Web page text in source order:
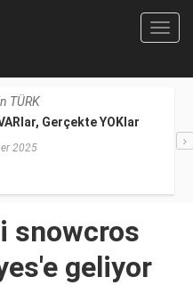
TÜRK
Gerçekte YOKlar
2025
snowcros
geliyor